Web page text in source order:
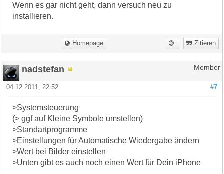
Wenn es gar nicht geht, dann versuch neu zu
installieren.
Homepage Zitieren
nadstefan Member
#7
04.12.2011, 22:52
>Systemsteuerung
(> ggf auf Kleine Symbole umstellen)
>Standartprogramme
>Einstellungen für Automatische Wiedergabe ändern
>Wert bei Bilder einstellen
>Unten gibt es auch noch einen Wert für Dein iPhone